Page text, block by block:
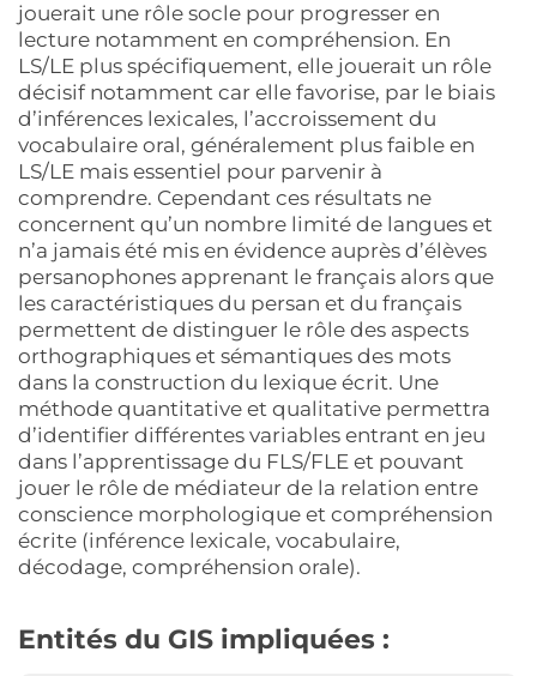
jouerait une rôle socle pour progresser en
lecture notamment en compréhension. En
LS/LE plus spécifiquement, elle jouerait un rôle
décisif notamment car elle favorise, par le biais
d’inférences lexicales, l’accroissement du
vocabulaire oral, généralement plus faible en
LS/LE mais essentiel pour parvenir à
comprendre. Cependant ces résultats ne
concernent qu’un nombre limité de langues et
n’a jamais été mis en évidence auprès d’élèves
persanophones apprenant le français alors que
les caractéristiques du persan et du français
permettent de distinguer le rôle des aspects
orthographiques et sémantiques des mots
dans la construction du lexique écrit. Une
méthode quantitative et qualitative permettra
d’identifier différentes variables entrant en jeu
dans l’apprentissage du FLS/FLE et pouvant
jouer le rôle de médiateur de la relation entre
conscience morphologique et compréhension
écrite (inférence lexicale, vocabulaire,
décodage, compréhension orale).
Entités du GIS impliquées :